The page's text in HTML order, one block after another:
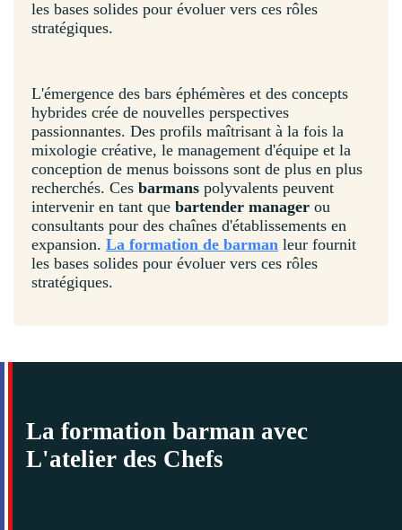
les bases solides pour évoluer vers ces rôles
stratégiques.
L'émergence des bars éphémères et des concepts
hybrides crée de nouvelles perspectives
passionnantes. Des profils maîtrisant à la fois la
mixologie créative, le management d'équipe et la
conception de menus boissons sont de plus en plus
recherchés. Ces barmans polyvalents peuvent
intervenir en tant que bartender manager ou
consultants pour des chaînes d'établissements en
expansion. La formation de barman leur fournit
les bases solides pour évoluer vers ces rôles
stratégiques.
La formation barman avec
L'atelier des Chefs